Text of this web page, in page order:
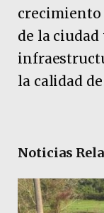
crecimiento
de la
la calidad
Noticias